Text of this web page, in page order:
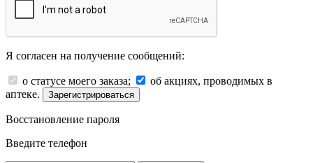
Я согласен на получение сообщений:
о статусе моего заказа;
об акциях, проводимых в
аптеке.
Зарегистрироваться
Восстановление пароля
Введите телефон